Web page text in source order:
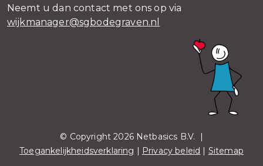
Neemt u dan contact met ons op via
wijkmanager@sgbodegraven.nl
© Copyright 2026 Netbasics B.V. |
Toegankelijkheidsverklaring | Privacy beleid | Sitemap